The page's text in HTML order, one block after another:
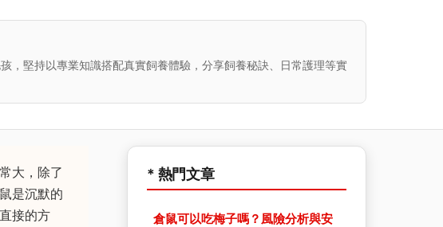
，堅持以專業知識搭配真實飼養體驗，分享飼養秘訣、日常護理等實
大，除了
是沉默的
接的方
* 熱門文章
倉鼠可以吃梅子嗎？風險分析與安